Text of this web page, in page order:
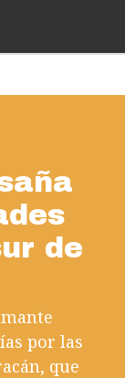
de
por las
que